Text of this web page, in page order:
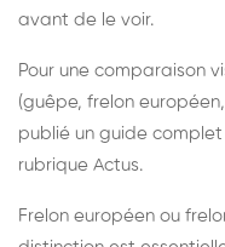
avant de le voir.
Pour une comparaison
(guêpe, frelon
publié un guide
rubrique Actus.
Frelon européen ou